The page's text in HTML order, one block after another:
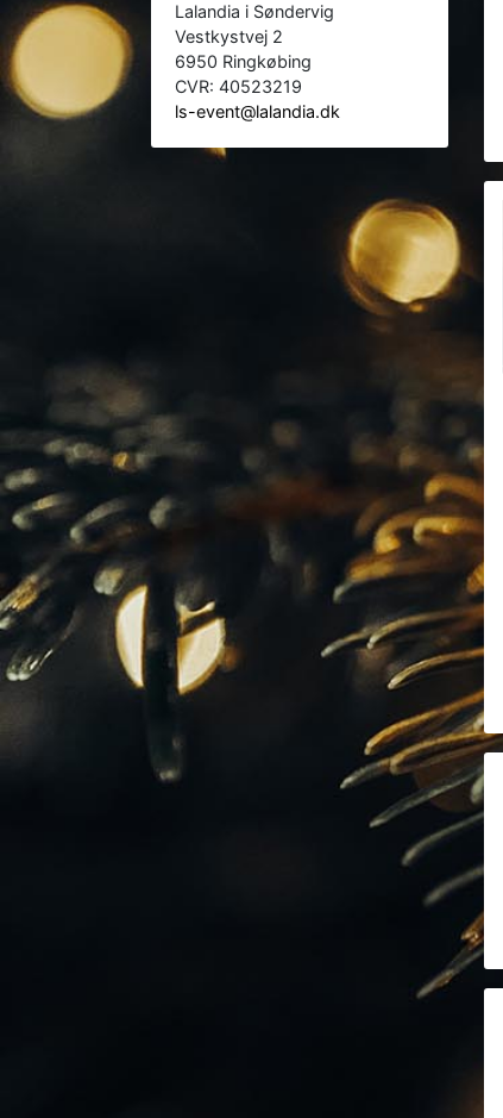
Lalandia i Søndervig
Vestkystvej 2
6950 Ringkøbing
CVR: 40523219
ls-event@lalandia.dk